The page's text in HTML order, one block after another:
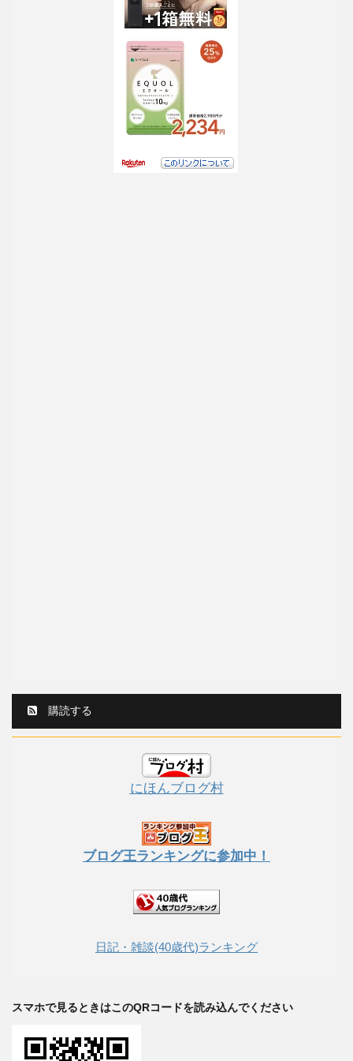
購読する
にほんブログ村
ブログ王ランキングに参加中！
日記・雑談(40歳代)ランキング
スマホで見るときはこのQRコードを読み込んでください